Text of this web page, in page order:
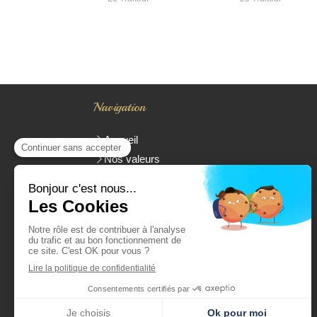
Navigation
Accueil
Nos valeurs
Présentation de Yoan Parienti
La carte
Livraison
Evénements
Commander